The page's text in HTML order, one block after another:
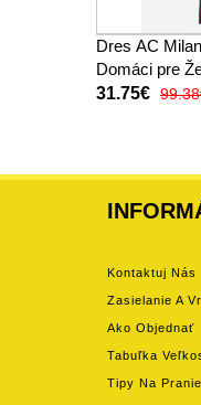
Dres AC
Domáci pre
31.75€
Kontaktuj Nás
Zasielanie A
Ako Objednať
Tabuľka
Tipy Na Pranie